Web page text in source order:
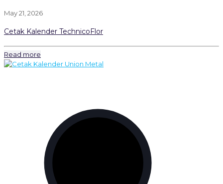
May 21, 2026
Cetak Kalender TechnicoFlor
Read more